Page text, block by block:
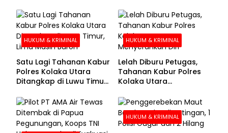
HUKUM & KRIMINAL
Satu Lagi Tahanan Kabur
Polres Kolaka Utara
Ditangkap di Luwu Timur,
HUKUM & KRIMINAL
Lelah Diburu Petugas,
Tahanan Kabur Polres
Kolaka Utara
HUKUM & KRIMINAL